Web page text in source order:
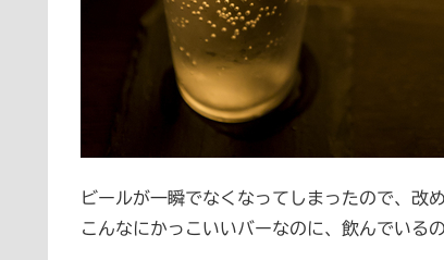
ビールが一瞬でなくなってしまったので、改
こんなにかっこいいバーなのに、飲んでいる